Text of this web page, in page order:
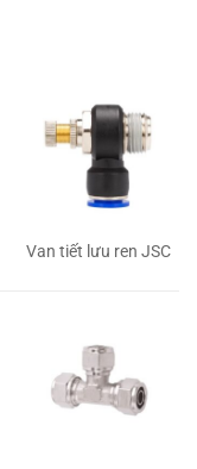
Van tiết lưu ren JSC